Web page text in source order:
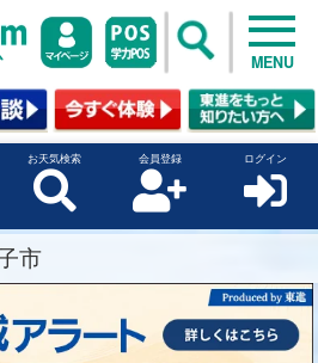
MENU
お天気検索 会員登録 ログイン
市